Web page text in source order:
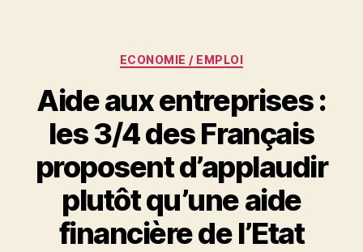
Catégories
ECONOMIE / EMPLOI
Aide aux entreprises :
les 3/4 des Français
proposent d’applaudir
plutôt qu’une aide
financière de l’Etat